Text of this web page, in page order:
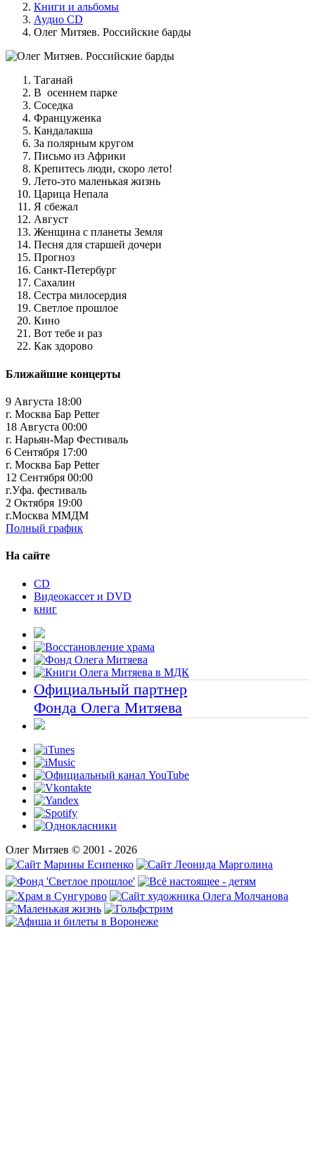
Книги и альбомы
Аудио CD
Олег Митяев. Российские барды
Таганай
В осеннем парке
Соседка
Француженка
Кандалакша
За полярным кругом
Письмо из Африки
Крепитесь люди, скоро лето!
Лето-это маленькая жизнь
Царица Непала
Я сбежал
Август
Женщина с планеты Земля
Песня для старшей дочери
Прогноз
Санкт-Петербург
Сахалин
Сестра милосердия
Светлое прошлое
Кино
Вот тебе и раз
Как здорово
Ближайшие концерты
9 Августа 18:00
г. Москва Бар Petter
18 Августа 00:00
г. Нарьян-Мар Фестиваль
6 Сентября 17:00
г. Москва Бар Petter
12 Сентября 00:00
г.Уфа. фестиваль
2 Октября 19:00
г.Москва ММДМ
Полный график
На сайте
CD
Видеокассет и DVD
книг
Официальный партнер
Фонда Олега Митяева
Олег Митяев © 2001 - 2026